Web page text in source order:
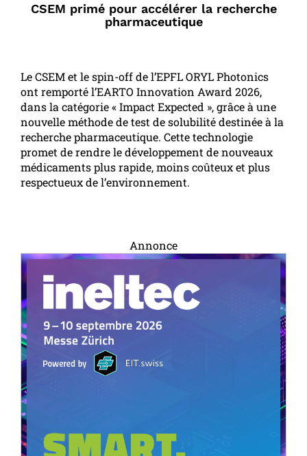
CSEM primé pour accélérer la recherche
pharmaceutique
Le CSEM et le spin-off de l’EPFL ORYL Photonics
ont remporté l’EARTO Innovation Award 2026,
dans la catégorie « Impact Expected », grâce à une
nouvelle méthode de test de solubilité destinée à la
recherche pharmaceutique. Cette technologie
promet de rendre le développement de nouveaux
médicaments plus rapide, moins coûteux et plus
respectueux de l’environnement.
Annonce